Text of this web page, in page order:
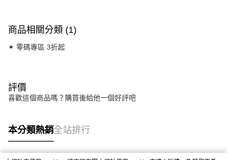
商品相關分類 (1)
✦ 零碼專區 3折起
評價
喜歡這個商品嗎？購買後給他一個好評吧
本分類熱銷全站排行